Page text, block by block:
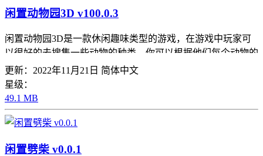
闲置动物园3D v100.0.3
闲置动物园3D是一款休闲趣味类型的游戏，在游戏中玩家可
以很好的去搜集一些动物的种类，你可以根据他们每个动物的
习惯和一些生活环境来进行建造，给他们创造一个舒适的环境
才能够更好的生活下去，画面感是狠简约的，但是玩家玩起来
不会给无聊，这里还有很多的任务可以去完成，饲养动物们健
康长大。
更新：2022年11月21日 简体中文
星级：
49.1 MB
闲置劈柴 v0.0.1